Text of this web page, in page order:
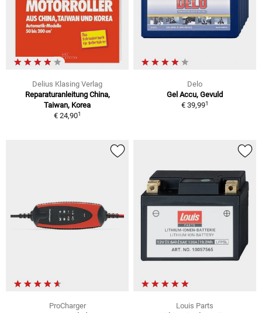
Delius Klasing Verlag
Reparaturanleitung China,
Taiwan, Korea
€ 24,901
Delo
Gel Accu, Gevuld
€ 39,991
ProCharger
Louis Parts